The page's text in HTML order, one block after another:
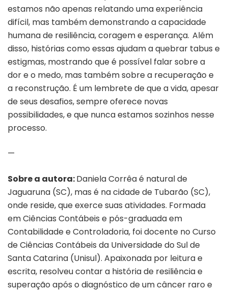
estamos não apenas relatando uma experiência
difícil, mas também demonstrando a capacidade
humana de resiliência, coragem e esperança. Além
disso, histórias como essas ajudam a quebrar tabus e
estigmas, mostrando que é possível falar sobre a
dor e o medo, mas também sobre a recuperação e
a reconstrução. É um lembrete de que a vida, apesar
de seus desafios, sempre oferece novas
possibilidades, e que nunca estamos sozinhos nesse
processo.
—
Sobre a autora:Daniela Corrêa é natural de
Jaguaruna (SC), mas é na cidade de Tubarão (SC),
onde reside, que exerce suas atividades. Formada
emCiências Contábeis e pós-graduada em
Contabilidade e Controladoria, foi docente no Curso
de Ciências Contábeis da Universidade do Sul de
Santa Catarina (Unisul). Apaixonada por leitura e
escrita, resolveu contar a história de resiliência e
superação após o diagnóstico de um câncer raro e